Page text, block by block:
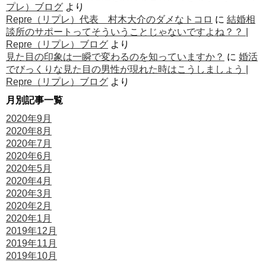
プレ）ブログ より
Repre（リプレ）代表 村木大介のダメなトコロ に 結婚相
談所のサポートってそういうことじゃないですよね？？ |
Repre（リプレ）ブログ より
見た目の印象は一瞬で変わるのを知っていますか？ に 婚活
でびっくりな見た目の男性が現れた時はこうしましょう |
Repre（リプレ）ブログ より
月別記事一覧
2020年9月
2020年8月
2020年7月
2020年6月
2020年5月
2020年4月
2020年3月
2020年2月
2020年1月
2019年12月
2019年11月
2019年10月